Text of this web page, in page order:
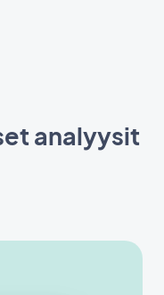
analyysit